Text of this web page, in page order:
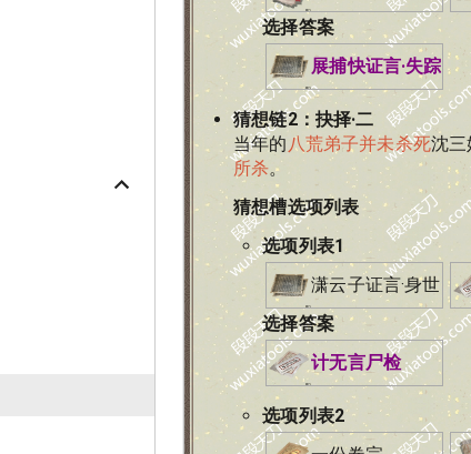
选择答案
展捕快证言·失踪
猜想链2： 抉择·二
当年的 八荒弟子并未杀死沈三
所杀。
猜想槽选项列表
选项列表1
潇云子证言·身世
选择答案
计无言尸检
选项列表2